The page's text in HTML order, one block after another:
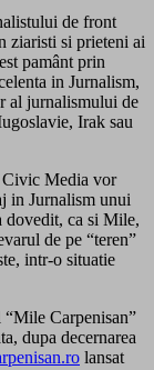
de front
ziaristi si prieteni ai
pamânt prin
in Jurnalism,
al jurnalismului de
Irak sau
Civic Media vor
in Jurnalism unui
dovedit, ca si Mile,
de pe “teren”
intr-o situatie
“Mile Carpenisan”
dupa decernarea
lansat